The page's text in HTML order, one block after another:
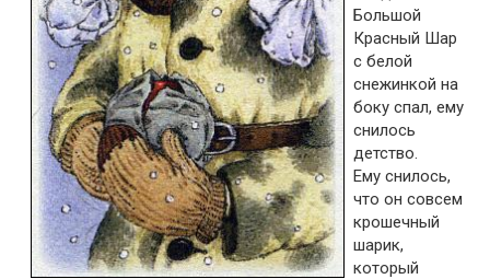
Большой
Красный Шар
с белой
снежинкой на
боку спал, ему
снилось
детство.
Ему снилось,
что он совсем
крошечный
шарик,
который